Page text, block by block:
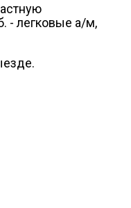
- легковые а/м,